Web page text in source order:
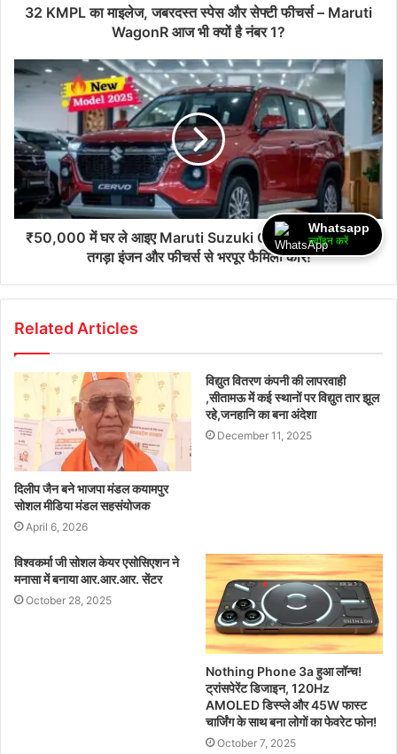
32 KMPL का माइलेज, जबरदस्त स्पेस और सेफ्टी फीचर्स – Maruti
WagonR आज भी क्यों है नंबर 1?
₹50,000 में घर ले आइए Maruti Suzuki Cervo – दमदार लुक,
तगड़ा इंजन और फीचर्स से भरपूर फैमिली कार!
Related Articles
दिलीप जैन बने भाजपा मंडल कयामपुर
सोशल मीडिया मंडल सहसंयोजक
April 6, 2026
विद्युत वितरण कंपनी की लापरवाही
,सीतामऊ में कई स्थानों पर विद्युत तार झूल
रहे,जनहानि का बना अंदेशा
December 11, 2025
विश्वकर्मा जी सोशल केयर एसोसिएशन ने
मनासा में बनाया आर.आर.आर. सेंटर
October 28, 2025
Nothing Phone 3a हुआ लॉन्च!
ट्रांसपेरेंट डिजाइन, 120Hz
AMOLED डिस्प्ले और 45W फास्ट
चार्जिंग के साथ बना लोगों का फेवरेट फोन!
October 7, 2025
Whatsapp
ज्वॉइन करें